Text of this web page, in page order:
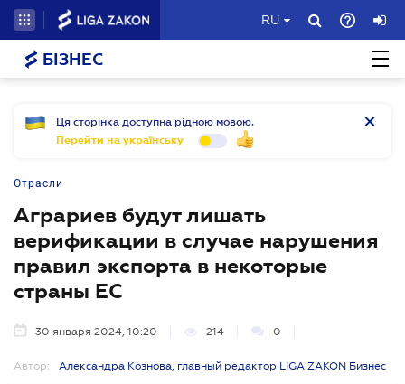
RU
БІЗНЕС
Ця сторінка доступна рідною мовою.
Перейти на українську
Отрасли
Аграриев будут лишать
верификации в случае нарушения
правил экспорта в некоторые
страны ЕС
30 января 2024, 10:20 214 0
Автор: Александра Кознова, главный редактор LIGA ZAKON Бизнес